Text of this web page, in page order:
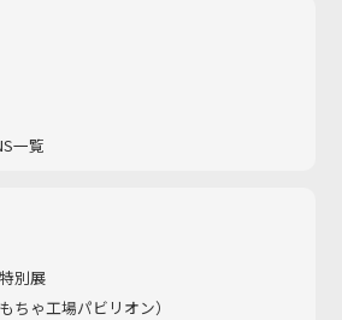
一覧
別展
ちゃ工場パビリオン）​